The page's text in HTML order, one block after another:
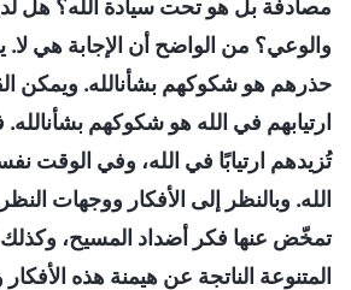
مصادفة بل هو تحت سيادة الله؟ هل
والوعي؟ من الواضح أن الإجابة هي
حذرهم هو شكوكهم بشأنالله. ويمكن
ارتيابهم في الله هو شكوكهم بشأنالله.
تُزيدهم ارتيابًا في الله، وفي الوقت
الله. وبالنظر إلى الأفكار ووجهات
تمخّض عنها فكر أضداد المسيح، وكذلك
المتنوعة الناتجة عن هيمنة هذه